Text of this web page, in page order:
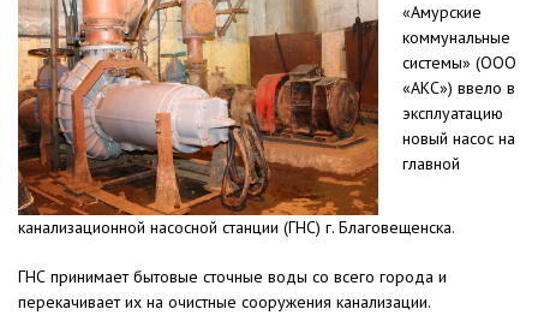
«Амурские
коммунальные
системы» (ООО
«АКС») ввело в
эксплуатацию
новый насос на
главной
канализационной насосной станции (ГНС) г. Благовещенска.
ГНС принимает бытовые сточные воды со всего города и
перекачивает их на очистные сооружения канализации.